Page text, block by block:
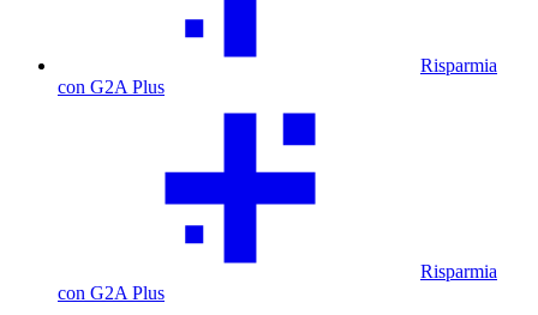
Risparmia
con G2A Plus
Risparmia
con G2A Plus